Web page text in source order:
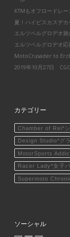
KTMもオフロードレ
夏！ハイビスカスデカ
エルツベルグロデオ
エルツベルグロデオ応
MotoCrusader to
2019年10月27日
カテゴリー
Chamber of Rei*シ
Design Studio*グ
MotorSports
Racer Lady*女子
Supermoto
ソーシャル